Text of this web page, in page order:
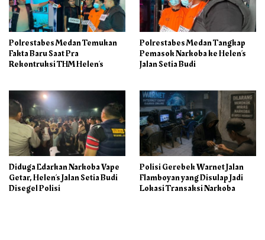
Polrestabes Medan Temukan
Fakta Baru Saat Pra
Rekontruksi THM Helen’s
Polrestabes Medan Tangkap
Pemasok Narkoba ke Helen’s
Jalan Setia Budi
Diduga Edarkan Narkoba Vape
Getar, Helen’s Jalan Setia Budi
Disegel Polisi
Polisi Gerebek Warnet Jalan
Flamboyan yang Disulap Jadi
Lokasi Transaksi Narkoba